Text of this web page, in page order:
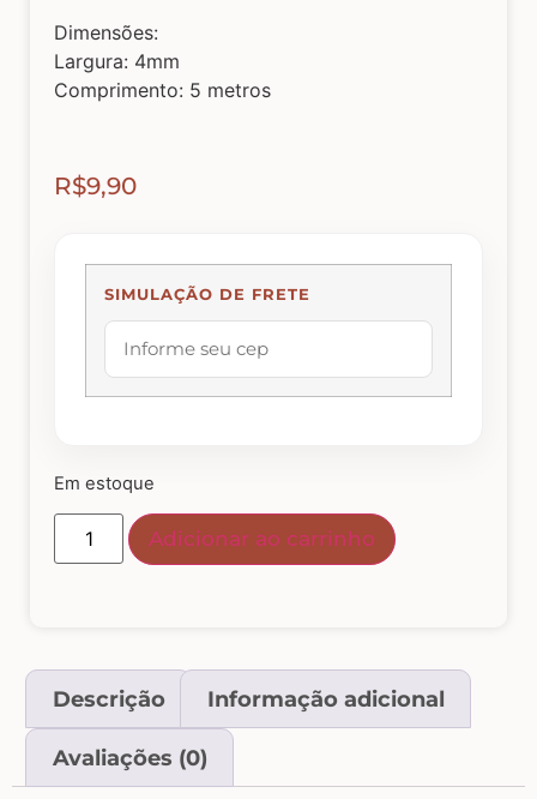
MDF – CAIXAS E APLIQUES
Abóboras
Arabescos e Cantoneiras
Casinhas – Cercas – Portões – Luminárias –
Janelas
Country Primitivo
Cozinha – Chá – Café
Dimensões:
Largura: 4mm
Comprimento: 5 metros
R$9,90
SIMULAÇÃO DE FRETE
Em estoque
Adicionar ao carrinho
Descrição Informação adicional
Avaliações (0)